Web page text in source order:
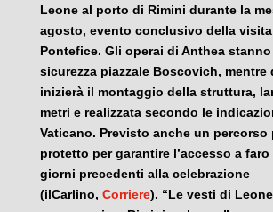
Leone al porto di Rimini durante la
agosto, evento conclusivo della
Pontefice. Gli operai di Anthea
sicurezza piazzale Boscovich, mentre
inizierà il montaggio della struttura,
metri e realizzata secondo le
Vaticano. Previsto anche un percorso
protetto per garantire l’accesso a faro
giorni precedenti alla celebrazione
(ilCarlino, Corriere). “Le vesti di